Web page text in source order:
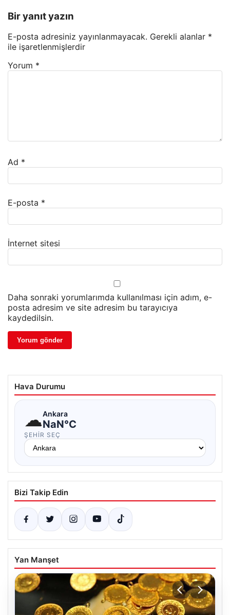
Bir yanıt yazın
E-posta adresiniz yayınlanmayacak. Gerekli alanlar *
ile işaretlenmişlerdir
Yorum *
Ad *
E-posta *
İnternet sitesi
Daha sonraki yorumlarımda kullanılması için adım, e-
posta adresim ve site adresim bu tarayıcıya
kaydedilsin.
Hava Durumu
☁Ankara
NaN°C
ŞEHIR SEÇ
Bizi Takip Edin
Yan Manşet